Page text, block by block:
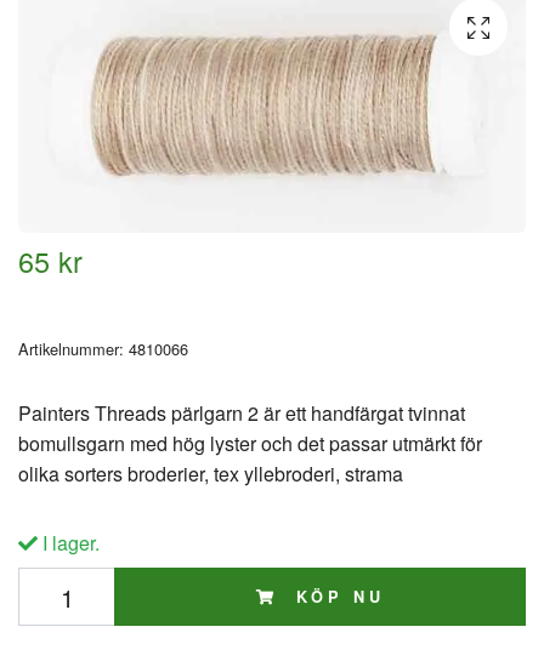
65 kr
Artikelnummer: 4810066
Painters Threads pärlgarn 2 är ett handfärgat tvinnat
bomullsgarn med hög lyster och det passar utmärkt för
olika sorters broderier, tex yllebroderi, strama
I lager.
KÖP NU